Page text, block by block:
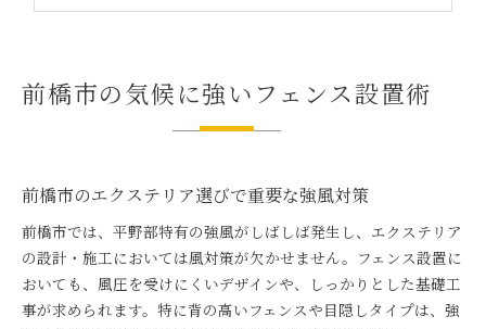
おすすめ職人が提案する最新フェンストレンド
エクステリアのプロが教える素材選定術
職人目線で解説するおすすめ施工プラン
前橋市で信頼できる職人選びの基準とは
エクステリア工事で比較すべきおすすめ条件
職人の施工実績と対応力を見極める方法
前橋市の気候に強いフェンス設置術
前橋市のエクステリア選びで重要な強風対策
前橋市では、平野部特有の強風がしばしば発生し、エクステリア
の設計・施工においては風対策が欠かせません。フェンス設置に
おいても、風圧を受けにくいデザインや、しっかりとした基礎工
事が求められます。特に背の高いフェンスや目隠しタイプは、強